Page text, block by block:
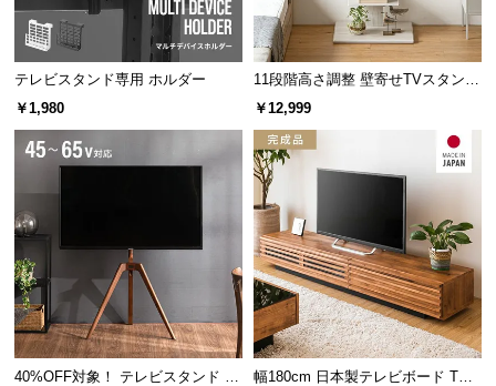
て
保
証
に
つ
て
約
に
つ
テレビスタンド専用 ホルダー
￥1,980
11段階高さ調整 壁寄せTVスタンド
キャスター付き 上下左右角度調節
￥12,999
40%OFF対象！ テレビスタンド ま
幅180cm 日本製テレビボード TOT-